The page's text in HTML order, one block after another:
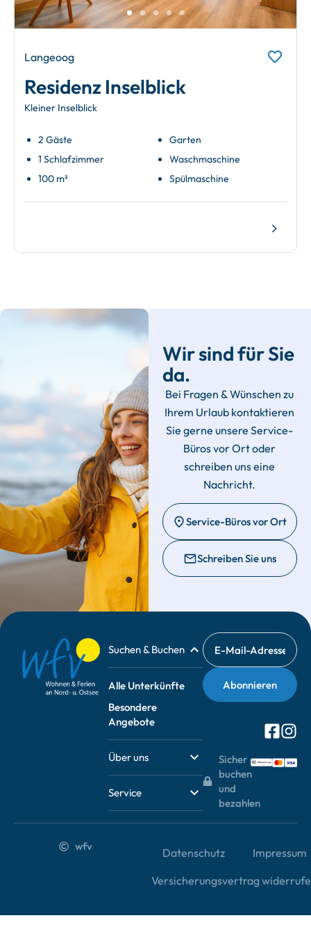
Langeoog
Residenz Inselblick
Kleiner Inselblick
2 Gäste
1 Schlafzimmer
100 m²
Garten
Waschmaschine
Spülmaschine
Wir sind für Sie
da.
Bei Fragen & Wünschen zu
Ihrem Urlaub kontaktieren
Sie gerne unsere Service-
Büros vor Ort oder
schreiben uns eine
Nachricht.
Service-Büros vor Ort
Schreiben Sie uns
Suchen & Buchen
Alle Unterkünfte
Besondere
Angebote
Über uns
Service
Sicher
buchen
und
bezahlen
wfv Datenschutz
Impressum
Versicherungsvertrag